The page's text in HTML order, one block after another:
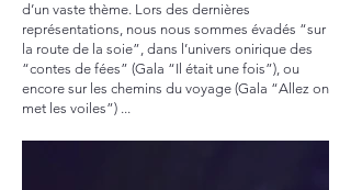
d’un vaste thème. Lors des dernières
représentations, nous nous sommes évadés “sur
la route de la soie”, dans l’univers onirique des
“contes de fées” (Gala “Il était une fois”), ou
encore sur les chemins du voyage (Gala “Allez on
met les voiles”) ...